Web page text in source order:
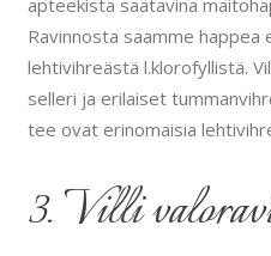
apteekista saatavina
Ravinnosta saamme
lehtivihreästä l.klorofyllistä.
selleri ja erilaiset
tee ovat erinomaisia
3. Villi